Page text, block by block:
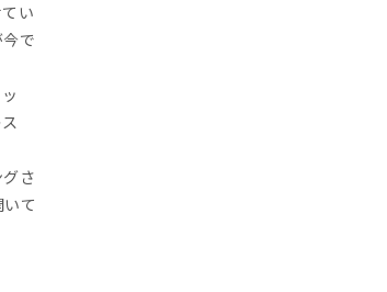
い
で
さ
て